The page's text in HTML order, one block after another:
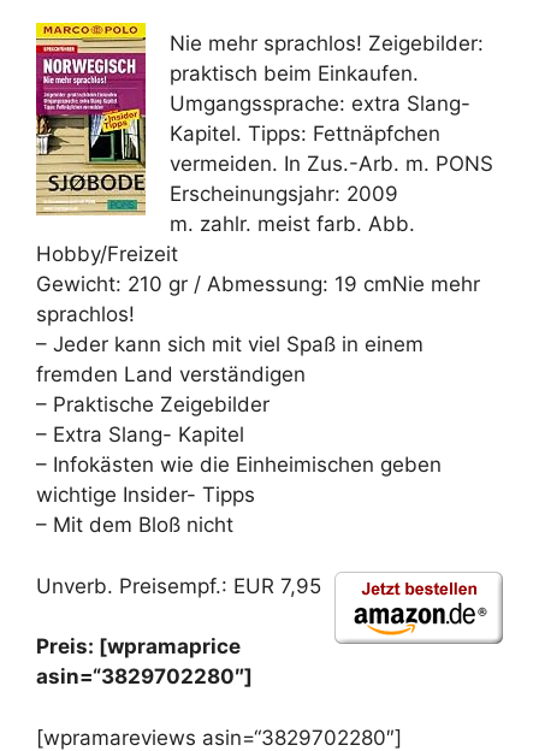
Nie mehr sprachlos! Zeigebilder:
praktisch beim Einkaufen.
Umgangssprache: extra Slang-
Kapitel. Tipps: Fettnäpfchen
vermeiden. In Zus.-Arb. m. PONS
Erscheinungsjahr: 2009
m. zahlr. meist farb. Abb.
Hobby/Freizeit
Gewicht: 210 gr / Abmessung: 19 cmNie mehr
sprachlos!
– Jeder kann sich mit viel Spaß in einem
fremden Land verständigen
– Praktische Zeigebilder
– Extra Slang- Kapitel
– Infokästen wie die Einheimischen geben
wichtige Insider- Tipps
– Mit dem Bloß nicht
Unverb. Preisempf.: EUR 7,95
Preis: [wpramaprice
asin=“3829702280″]
[wpramareviews asin=“3829702280″]